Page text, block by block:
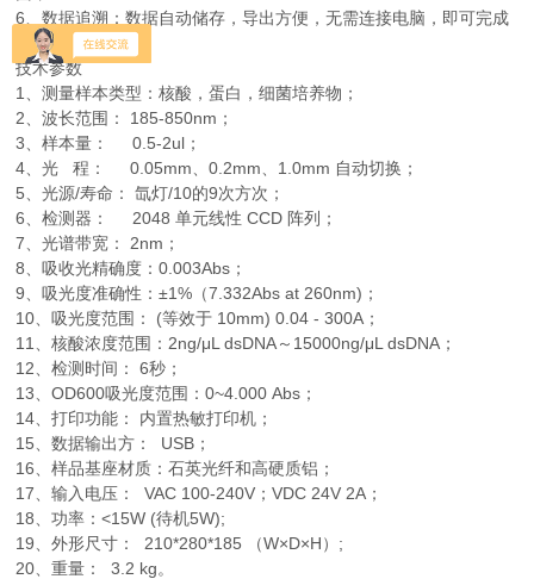
6、数据追溯：数据自动储存，导出方便，无需连接电脑，即可完成
检测并打印数据；
技术参数
1、测量样本类型：核酸，蛋白，细菌培养物；
2、波长范围： 185-850nm；
3、样本量： 0.5-2ul；
4、光 程： 0.05mm、0.2mm、1.0mm 自动切换；
5、光源/寿命： 氙灯/10的9次方次；
6、检测器： 2048 单元线性 CCD 阵列；
7、光谱带宽： 2nm；
8、吸收光精确度：0.003Abs；
9、吸光度准确性：±1%（7.332Abs at 260nm)；
10、吸光度范围： (等效于 10mm) 0.04 - 300A；
11、核酸浓度范围：2ng/μL dsDNA～15000ng/μL dsDNA；
12、检测时间： 6秒；
13、OD600吸光度范围：0~4.000 Abs；
14、打印功能： 内置热敏打印机；
15、数据输出方： USB；
16、样品基座材质：石英光纤和高硬质铝；
17、输入电压： VAC 100-240V；VDC 24V 2A；
18、功率：<15W (待机5W);
19、外形尺寸： 210*280*185 （W×D×H）;
20、重量： 3.2 kg。